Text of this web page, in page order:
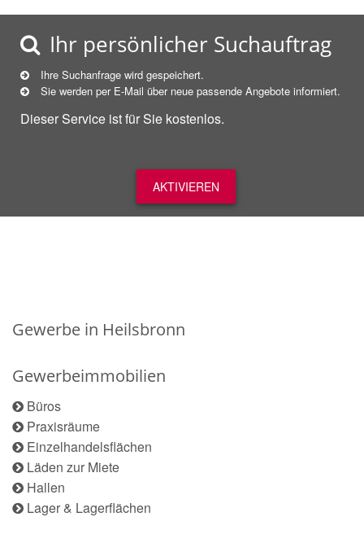
Ihr persönlicher Suchauftrag
Ihre Suchanfrage wird gespeichert.
Sie werden per E-Mail über neue passende Angebote informiert.
Dieser Service ist für Sie kostenlos.
AKTIVIEREN
Gewerbe in Heilsbronn
Gewerbeimmobilien
Büros
Praxisräume
Einzelhandelsflächen
Läden zur Miete
Hallen
Lager & Lagerflächen